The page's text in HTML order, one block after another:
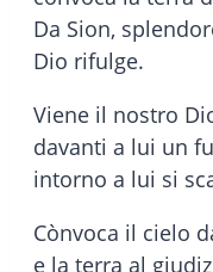
Da Sion,
Dio rifulge.
Viene il nostro
davanti a lui un
intorno a lui si
Cònvoca il cielo
e la terra al